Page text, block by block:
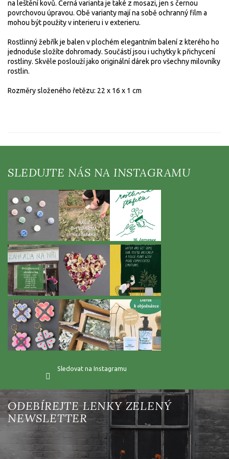
na leštění kovů. Černá varianta je také z mosazi, jen s černou
povrchovou úpravou. Obě varianty mají na sobě ochranný film a
mohou být použity v interieru i v exterieru.
Rostlinný žebřík je balen v plochém elegantním balení z kterého ho
jednoduše složíte dohromady. Součástí jsou i uchytky k přichycení
rostliny. Skvěle poslouží jako originální dárek pro všechny milovníky
rostlin.
Rozměry složeného řetězu: 22 x 16 x 1 cm
Sledovat na Instagramu
Vložte svůj e-mail a my vám budeme zasílat informace o nových
produktech na našem e-shopu.